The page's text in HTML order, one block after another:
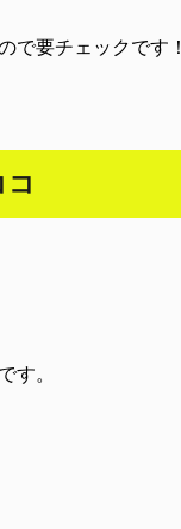
で要チェックです！
す。